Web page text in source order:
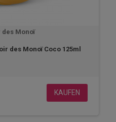
des Monoï
des Monoï Coco 125ml
KAUFEN